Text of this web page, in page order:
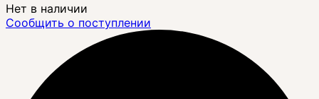
Нет в наличии
Сообщить о поступлении